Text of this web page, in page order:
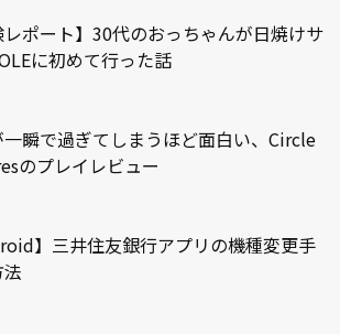
レポート】30代のおっちゃんが日焼けサ
に初めて行った話
瞬で過ぎてしまうほど面白い、Circle
のプレイレビュー
】三井住友銀行アプリの機種変更手